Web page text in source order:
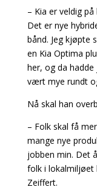
– Kia er veldig
Det er nye
bånd. Jeg kjøpte
en Kia Optima
her, og da hadde
vært mye rundt
Nå skal han
– Folk skal få
mange nye
jobben min. Det
folk i lokalmiljøet
Zeiffert.